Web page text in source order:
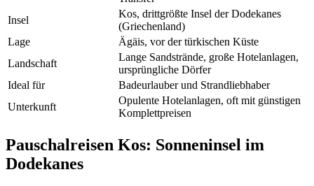
Insel
Kos, drittgrößte Insel der Dodekanes
(Griechenland)
Lage
Ägäis, vor der türkischen Küste
Landschaft
Lange Sandstrände, große Hotelanlagen,
ursprüngliche Dörfer
Ideal für
Badeurlauber und Strandliebhaber
Unterkunft
Opulente Hotelanlagen, oft mit günstigen
Komplettpreisen
Pauschalreisen Kos: Sonneninsel im
Dodekanes